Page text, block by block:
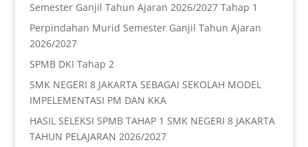
Semester Ganjil Tahun Ajaran 2026/2027 Tahap 1
Perpindahan Murid Semester Ganjil Tahun Ajaran
2026/2027
SPMB DKI Tahap 2
SMK NEGERI 8 JAKARTA SEBAGAI SEKOLAH MODEL
IMPELEMENTASI PM DAN KKA
HASIL SELEKSI SPMB TAHAP 1 SMK NEGERI 8 JAKARTA
TAHUN PELAJARAN 2026/2027